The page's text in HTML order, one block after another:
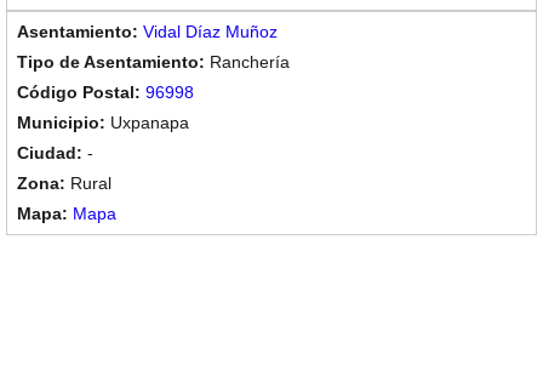
Vidal Díaz Muñoz
Ranchería
96998
Uxpanapa
-
Rural
Mapa